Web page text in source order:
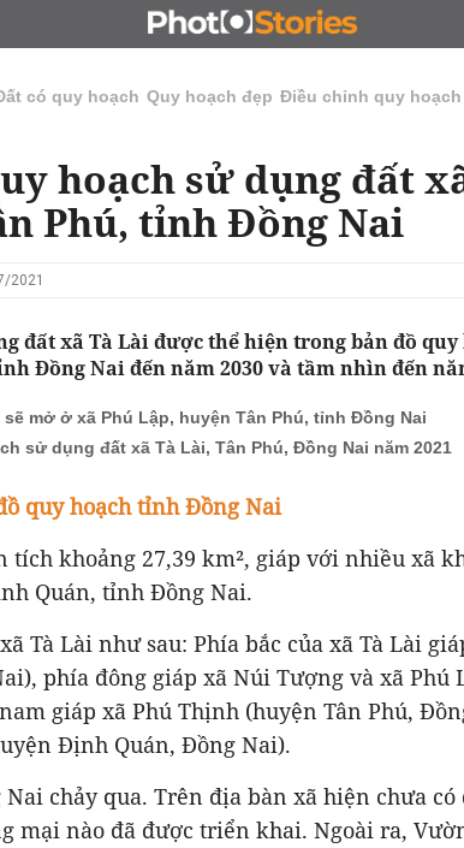
ĐẤU GIÁ - ĐẤU THẦU KINH DOANH
có quy hoạch Quy hoạch đẹp Điều chỉnh quy hoạch
hoạch sử dụng đất
Phú, tỉnh Đồng Nai
2021
đất xã Tà Lài được thể hiện trong bản đồ
Đồng Nai đến năm 2030 và tầm nhìn đến
mở ở xã Phú Lập, huyện Tân Phú, tỉnh Đồng Nai
sử dụng đất xã Tà Lài, Tân Phú, Đồng Nai năm 2021
quy hoạch tỉnh Đồng Nai
tích khoảng 27,39 km², giáp với nhiều xã
Quán, tỉnh Đồng Nai.
Tà Lài như sau: Phía bắc của xã Tà Lài
phía đông giáp xã Núi Tượng và xã Phú
giáp xã Phú Thịnh (huyện Tân Phú,
Định Quán, Đồng Nai).
Nai chảy qua. Trên địa bàn xã hiện chưa
mại nào đã được triển khai. Ngoài ra,